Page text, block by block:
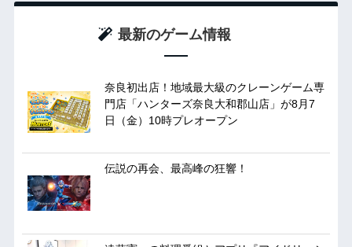
最新のゲーム情報
奈良初出店！地域最大級のクレーンゲーム専
門店「ハンターズ奈良大和郡山店」が8月7
日（金）10時プレオープン
伝説の再会、最高峰の狂響！